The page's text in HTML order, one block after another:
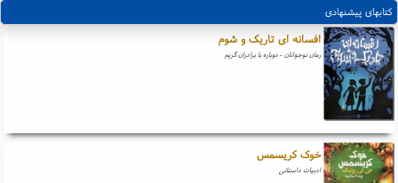
کتابهای پیشنهادی
افسانه ای تاریک و شوم
رمان نوجوانان - دوباره با برادران گریم
خوک کریسمس
ادبیات داستانی